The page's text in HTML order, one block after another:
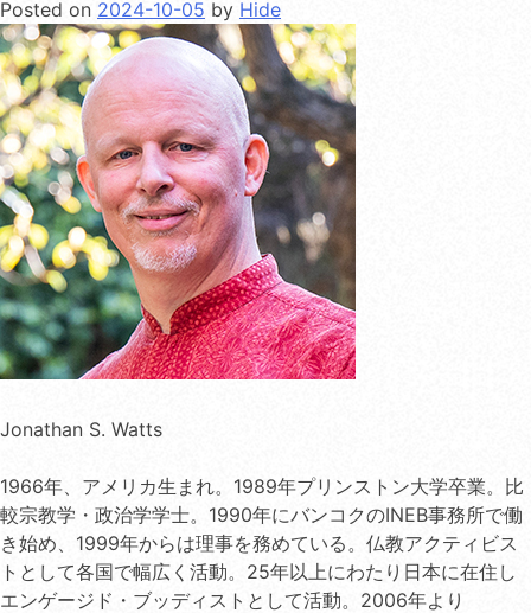
Posted on 2024-10-05 by Hide
Jonathan S. Watts
1966年、アメリカ生まれ。1989年プリンストン大学卒業。比
較宗教学・政治学学士。1990年にバンコクのINEB事務所で働
き始め、1999年からは理事を務めている。仏教アクティビス
トとして各国で幅広く活動。25年以上にわたり日本に在住し
エンゲージド・ブッディストとして活動。2006年より